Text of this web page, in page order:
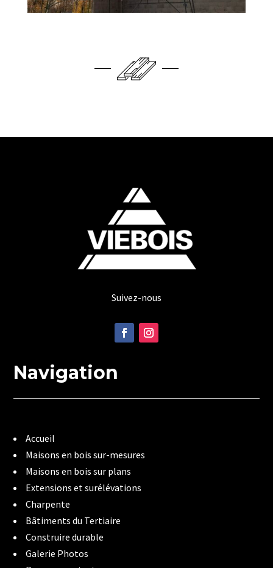
Suivez-nous
Navigation
Accueil
Maisons en bois sur-mesures
Maisons en bois sur plans
Extensions et surélévations
Charpente
Bâtiments du Tertiaire
Construire durable
Galerie Photos